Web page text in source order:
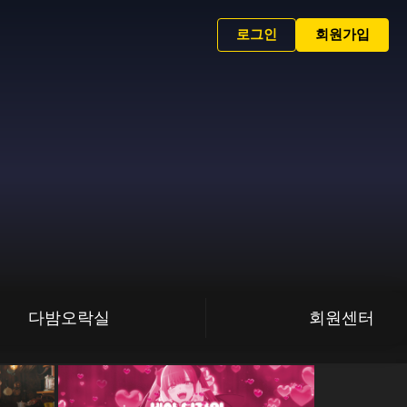
로그인 회원가입
다밤오락실 회원센터